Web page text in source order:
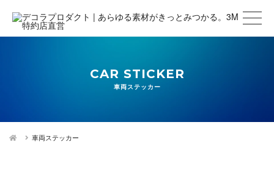
CAR STICKER
車両ステッカー
車両ステッカー